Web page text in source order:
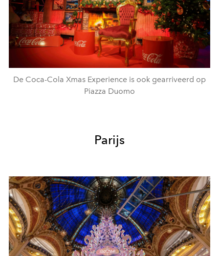
De Coca-Cola Xmas Experience is ook gearriveerd op
Piazza Duomo
Parijs